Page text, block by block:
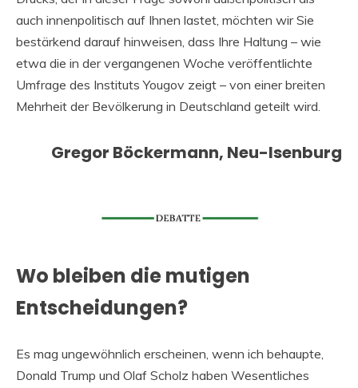
auch innenpolitisch auf Ihnen lastet, möchten wir Sie
bestärkend darauf hinweisen, dass Ihre Haltung – wie
etwa die in der vergangenen Woche veröffentlichte
Umfrage des Instituts Yougov zeigt – von einer breiten
Mehrheit der Bevölkerung in Deutschland geteilt wird.
Gregor Böckermann, Neu-Isenburg
Wo bleiben die mutigen
Entscheidungen?
Es mag ungewöhnlich erscheinen, wenn ich behaupte,
Donald Trump und Olaf Scholz haben Wesentliches